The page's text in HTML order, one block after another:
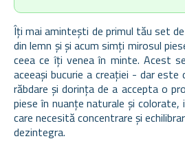
Îți mai amintești de primul tău set
din lemn și și acum simți mirosul
ceea ce îți venea în minte. Acest
aceeași bucurie a creației - dar
răbdare și dorința de a accepta o
piese în nuanțe naturale și
care necesită concentrare și
dezintegra.